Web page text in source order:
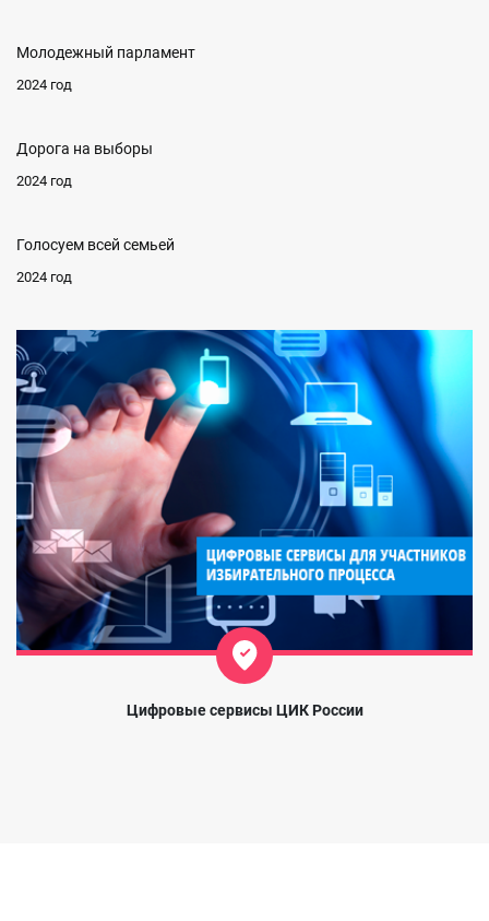
Молодежный парламент
2024 год
Дорога на выборы
2024 год
Голосуем всей семьей
2024 год
Цифровые сервисы ЦИК России